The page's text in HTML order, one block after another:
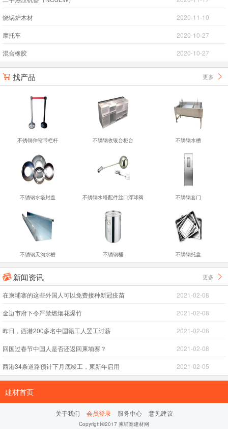
烧锅炉木材 2020-11-10
摩托车 2020-10-27
混合橡胶 2020-10-27
 找产品 更多 
不锈钢伸缩带栏杆 不锈钢收银台柜台 不锈钢水槽
不锈钢水塔封盖 不锈钢水塔配件丝口浮球阀 不锈钢套门
不锈钢天沟水槽 不锈钢桶 不锈钢托盘
 新闻资讯 更多 
在柬埔寨的这些外国人可以免费接种新冠疫苗 2021-02-08
金边市府下令严禁燃烟花爆竹 2021-02-08
昨日，西港200多名中国籍工人罢工讨薪 2021-02-08
回国过春节中国人是否还返回柬埔寨？ 2021-02-08
西港34条道路预计下月底竣工，柬新年启用 2021-02-05
建材首页
关于我们 会员登录 服务中心 意见建议
Copyright©2017 柬埔寨建材网